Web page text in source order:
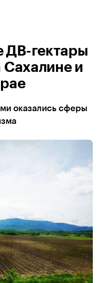
ДВ-гектары
Сахалине и
оказались сферы